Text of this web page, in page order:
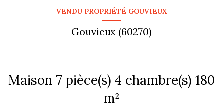
VENDU PROPRIÉTÉ GOUVIEUX
Gouvieux (60270)
Maison 7 pièce(s) 4 chambre(s) 180
m²